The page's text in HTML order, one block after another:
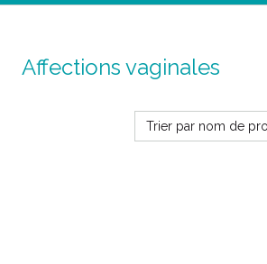
Affections vaginales
Trier par nom de